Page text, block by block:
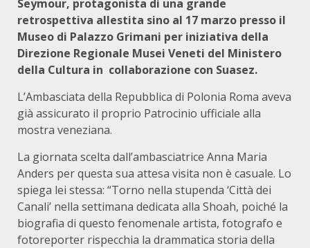
Seymour, protagonista di una grande
retrospettiva allestita sino al 17 marzo presso il
Museo di Palazzo Grimani per iniziativa della
Direzione Regionale Musei Veneti del Ministero
della Cultura in collaborazione con Suasez.
L’Ambasciata della Repubblica di Polonia Roma aveva
già assicurato il proprio Patrocinio ufficiale alla
mostra veneziana.
La giornata scelta dall’ambasciatrice Anna Maria
Anders per questa sua attesa visita non è casuale. Lo
spiega lei stessa: “Torno nella stupenda ‘Città dei
Canali’ nella settimana dedicata alla Shoah, poiché la
biografia di questo fenomenale artista, fotografo e
fotoreporter rispecchia la drammatica storia della